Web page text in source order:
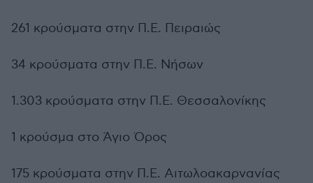
261 κρούσματα στην Π.Ε. Πειραιώς
34 κρούσματα στην Π.Ε. Νήσων
1.303 κρούσματα στην Π.Ε. Θεσσαλονίκης
1 κρούσμα στο Άγιο Όρος
175 κρούσματα στην Π.Ε. Αιτωλοακαρνανίας